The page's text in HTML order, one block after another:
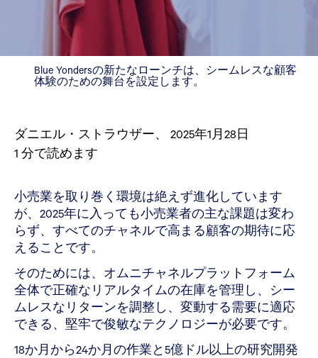
Blue Yondersの新たなローンチは、シームレスな顧客
体験のための舞台を設定します。
ダニエル・ストラウザー、 2025年1月28日
1 分で読めます
小売業を取り巻く環境は絶えず進化しています
が、2025年に入っても小売業者の主な課題は変わ
らず、すべてのチャネルで高まる顧客の期待に応
えることです。
そのためには、オムニチャネルプラットフォーム
全体で正確なリアルタイムの在庫を管理し、シー
ムレスなリターンを調整し、変動する需要に適応
できる、堅牢で俊敏なテクノロジーが必要です。
18か月から24か月の作業と5億ドル以上の研究開発